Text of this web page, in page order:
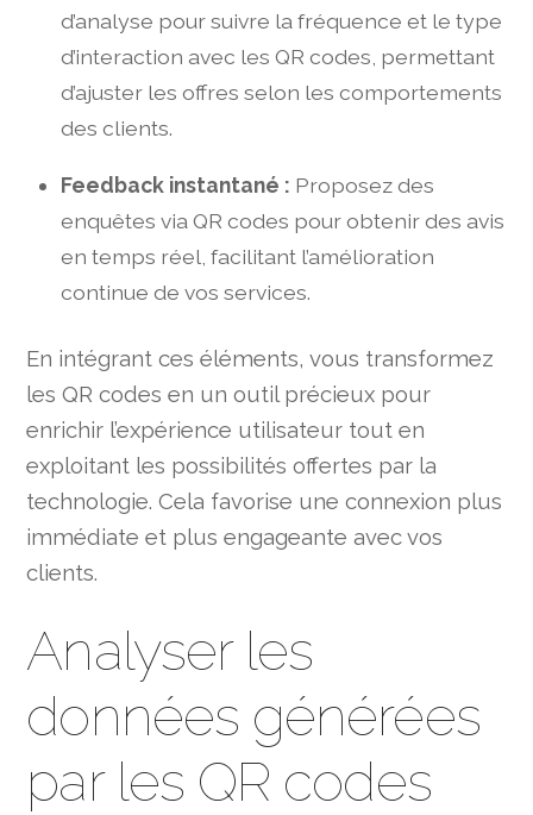
d’analyse pour suivre la fréquence et le type
d’interaction avec les QR codes, permettant
d’ajuster les offres selon les comportements
des clients.
Feedback instantané : Proposez des
enquêtes via QR codes pour obtenir des avis
en temps réel, facilitant l’amélioration
continue de vos services.
En intégrant ces éléments, vous transformez
les QR codes en un outil précieux pour
enrichir l’expérience utilisateur tout en
exploitant les possibilités offertes par la
technologie. Cela favorise une connexion plus
immédiate et plus engageante avec vos
clients.
Analyser les
données générées
par les QR codes